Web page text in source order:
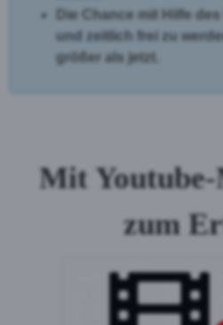
Die Chance mit Hilfe
und zeitlich frei zu
größer als jetzt.
Mit
zum